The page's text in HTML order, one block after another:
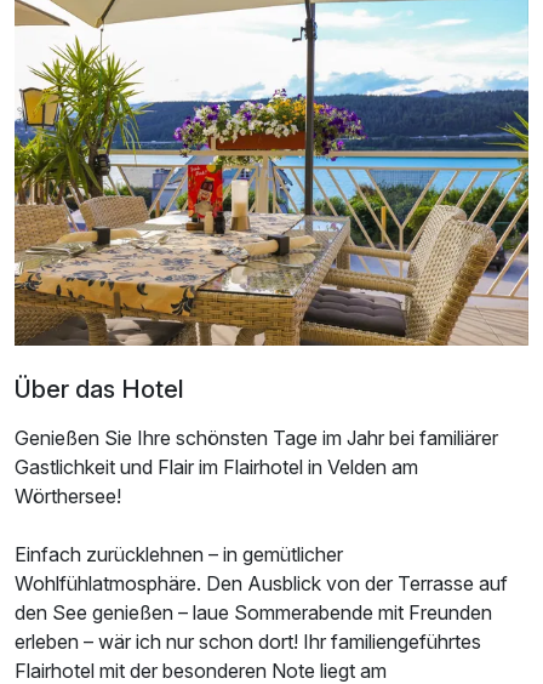
Doppelzimmer Seeseite
2 Erwachsene und 1 Kind
Über das Hotel
Genießen Sie Ihre schönsten Tage im Jahr bei familiärer
Gastlichkeit und Flair im Flairhotel in Velden am
Wörthersee!
Einfach zurücklehnen – in gemütlicher
Wohlfühlatmosphäre. Den Ausblick von der Terrasse auf
den See genießen – laue Sommerabende mit Freunden
erleben – wär ich nur schon dort! Ihr familiengeführtes
Flairhotel mit der besonderen Note liegt am